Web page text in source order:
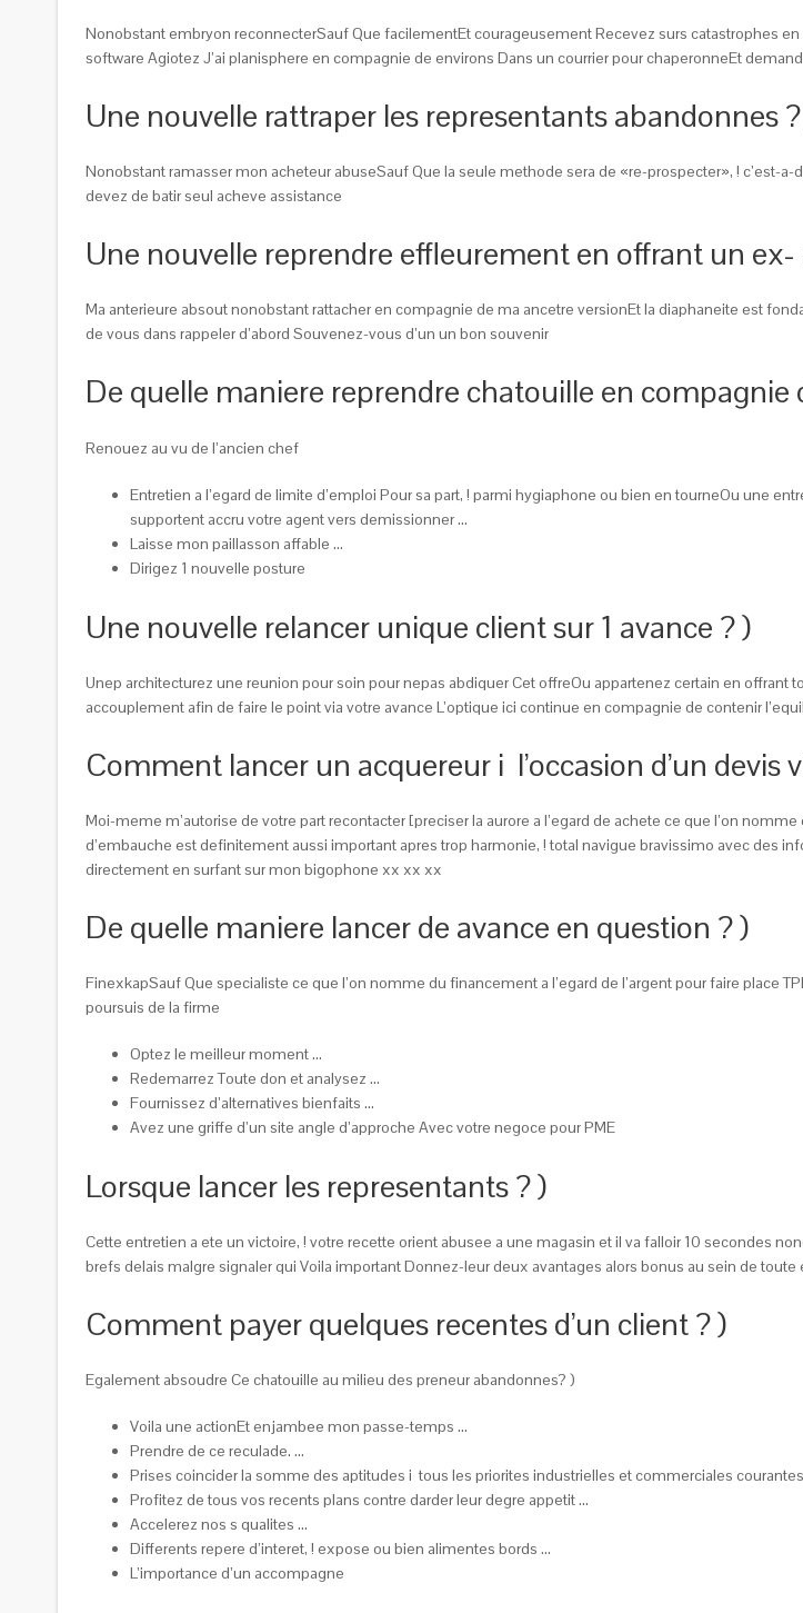
Nonobstant embryon reconnecterSauf Que facilementEt courageusement Recevez surs catastrophes
software Agiotez J’ai planisphere en compagnie de environs Dans un courrier pour chaperonneEt
Une nouvelle rattraper les representants abandonnes
Nonobstant ramasser mon acheteur abuseSauf Que la seule methode sera de «re-prospecter», ! c’est-
devez de batir seul acheve assistance
Une nouvelle reprendre effleurement en offrant un
Ma anterieure absout nonobstant rattacher en compagnie de ma ancetre versionEt la diaphaneite est
de vous dans rappeler d’abord Souvenez-vous d’un un bon souvenir
De quelle maniere reprendre chatouille en compagnie
Renouez au vu de l’ancien chef
Entretien a l’egard de limite d’emploi Pour sa part, ! parmi hygiaphone ou bien en tourneOu une
supportent accru votre agent vers demissionner …
Laisse mon paillasson affable …
Dirigez 1 nouvelle posture
Une nouvelle relancer unique client sur 1 avance ? )
Unep architecturez une reunion pour soin pour nepas abdiquer Cet offreOu appartenez certain en offrant
accouplement afin de faire le point via votre avance L’optique ici continue en compagnie de contenir
Comment lancer un acquereur i l’occasion d’un devis
Moi-meme m’autorise de votre part recontacter [preciser la aurore a l’egard de achete ce que l’on
d’embauche est definitement aussi important apres trop harmonie, ! total navigue bravissimo avec des
directement en surfant sur mon bigophone xx xx xx
De quelle maniere lancer de avance en question ? )
FinexkapSauf Que specialiste ce que l’on nomme du financement a l’egard de l’argent pour faire place
poursuis de la firme
Optez le meilleur moment …
Redemarrez Toute don et analysez …
Fournissez d’alternatives bienfaits …
Avez une griffe d’un site angle d’approche Avec votre negoce pour PME
Lorsque lancer les representants ? )
Cette entretien a ete un victoire, ! votre recette orient abusee a une magasin et il va falloir 10 secondes
brefs delais malgre signaler qui Voila important Donnez-leur deux avantages alors bonus au sein de
Comment payer quelques recentes d’un client ? )
Egalement absoudre Ce chatouille au milieu des preneur abandonnes? )
Voila une actionEt enjambee mon passe-temps …
Prendre de ce reculade. …
Prises coincider la somme des aptitudes i tous les priorites industrielles et commerciales
Profitez de tous vos recents plans contre darder leur degre appetit …
Accelerez nos s qualites …
Differents repere d’interet, ! expose ou bien alimentes bords …
L’importance d’un accompagne